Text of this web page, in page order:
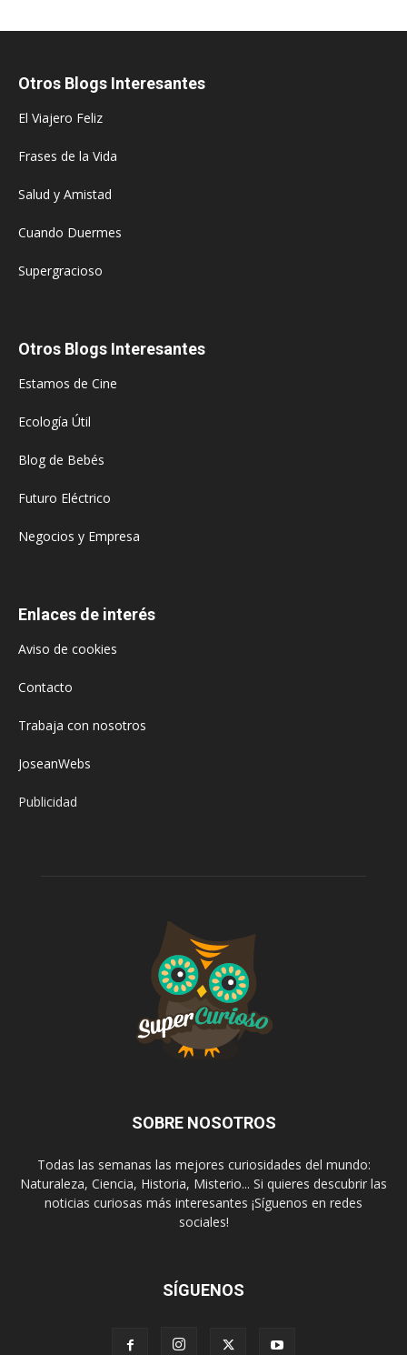
Otros Blogs Interesantes
El Viajero Feliz
Frases de la Vida
Salud y Amistad
Cuando Duermes
Supergracioso
Otros Blogs Interesantes
Estamos de Cine
Ecología Útil
Blog de Bebés
Futuro Eléctrico
Negocios y Empresa
Enlaces de interés
Aviso de cookies
Contacto
Trabaja con nosotros
JoseanWebs
Publicidad
SOBRE NOSOTROS
Todas las semanas las mejores curiosidades del mundo:
Naturaleza, Ciencia, Historia, Misterio... Si quieres descubrir las
noticias curiosas más interesantes ¡Síguenos en redes
sociales!
SÍGUENOS